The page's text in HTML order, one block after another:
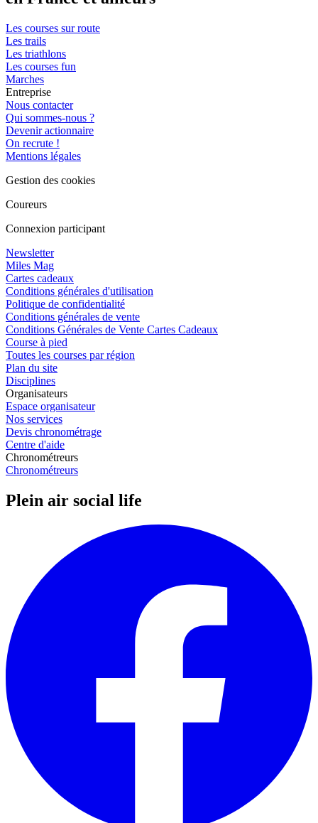
Les courses sur route
Les trails
Les triathlons
Les courses fun
Marches
Entreprise
Nous contacter
Qui sommes-nous ?
Devenir actionnaire
On recrute !
Mentions légales
Gestion des cookies
Coureurs
Connexion participant
Newsletter
Miles Mag
Cartes cadeaux
Conditions générales d'utilisation
Politique de confidentialité
Conditions générales de vente
Conditions Générales de Vente Cartes Cadeaux
Course à pied
Toutes les courses par région
Plan du site
Disciplines
Organisateurs
Espace organisateur
Nos services
Devis chronométrage
Centre d'aide
Chronométreurs
Chronométreurs
Plein air social life